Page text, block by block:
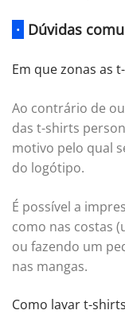
· Dúvidas
Em que zonas as
Ao contrário de
das t-shirts
motivo pelo qual
do logótipo.
É possível a
como nas costas
ou fazendo um
nas mangas.
Como lavar t-